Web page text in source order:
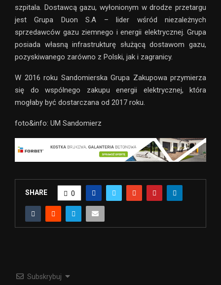
szpitala. Dostawcą gazu, wyłonionym w drodze przetargu
jest Grupa Duon S.A – lider wśród niezależnych
sprzedawców gazu ziemnego i energii elektrycznej. Grupa
posiada własną infrastrukturę służącą dostawom gazu,
pozyskiwanego zarówno z Polski, jak i zagranicy.
W 2016 roku Sandomierska Grupa Zakupowa przymierza
się do wspólnego zakupu energii elektrycznej, która
mogłaby być dostarczana od 2017 roku.
foto&info: UM Sandomierz
SHARE 0
Subskrybuj